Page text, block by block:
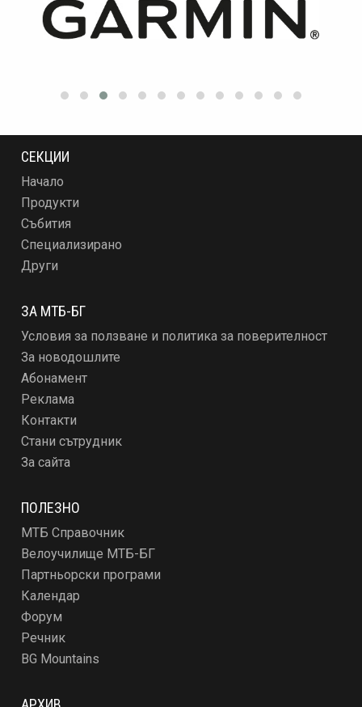
СЕКЦИИ
Начало
Продукти
Събития
Специализирано
Други
ЗА МТБ-БГ
Условия за ползване и политика за поверителност
За новодошлите
Абонамент
Реклама
Контакти
Стани сътрудник
За сайта
ПОЛЕЗНО
МТБ Справочник
Велоучилище МТБ-БГ
Партньорски програми
Календар
Форум
Речник
BG Mountains